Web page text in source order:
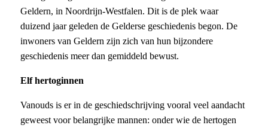
Geldern, in Noordrijn-Westfalen. Dit is de plek waar
duizend jaar geleden de Gelderse geschiedenis begon. De
inwoners van Geldern zijn zich van hun bijzondere
geschiedenis meer dan gemiddeld bewust.
Elf hertoginnen
Vanouds is er in de geschiedschrijving vooral veel aandacht
geweest voor belangrijke mannen: onder wie de hertogen